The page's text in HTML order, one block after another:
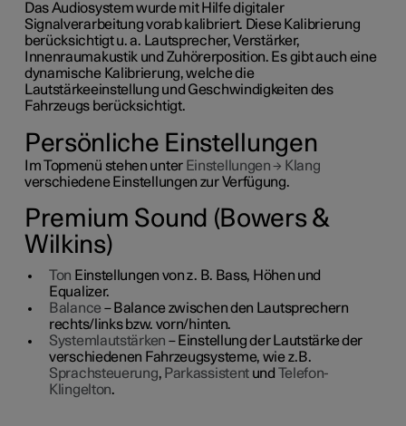
Das Audiosystem wurde mit Hilfe digitaler
Signalverarbeitung vorab kalibriert. Diese Kalibrierung
berücksichtigt u. a. Lautsprecher, Verstärker,
Innenraumakustik und Zuhörerposition. Es gibt auch eine
dynamische Kalibrierung, welche die
Lautstärkeeinstellung und Geschwindigkeiten des
Fahrzeugs berücksichtigt.
Persönliche Einstellungen
Im Topmenü stehen unter Einstellungen→ Klang
verschiedene Einstellungen zur Verfügung.
Premium Sound (Bowers &
Wilkins)
Ton Einstellungen von z. B. Bass, Höhen und
Equalizer.
Balance – Balance zwischen den Lautsprechern
rechts/links bzw. vorn/hinten.
Systemlautstärken – Einstellung der Lautstärke der
verschiedenen Fahrzeugsysteme, wie z.B.
Sprachsteuerung, Parkassistent und Telefon-
Klingelton.